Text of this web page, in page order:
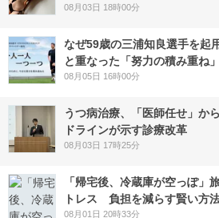
08月03日 18時00分
なぜ59歳の三浦知良選手を
と重なった「努力の積み重ね」
08月05日 16時00分
うつ病治療、「医師任せ」か
ドラインが示す診療改革
08月03日 17時25分
「帰宅後、冷蔵庫が空っぽ」
トレス 負担を減らす賢い方
08月01日 20時33分